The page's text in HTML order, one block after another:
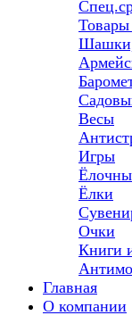
Шашки,
Весы
Игры
Ёлки
Очки
Книги
Главная
О компании